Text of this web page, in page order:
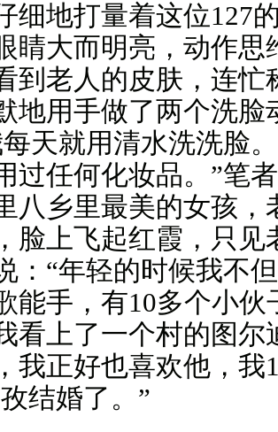
地打量着这位127的
睛大而明亮，动作思
到老人的皮肤，连忙
地用手做了两个洗脸
天就用清水洗洗脸
过任何化妆品。”笔
八乡里最美的女孩，
脸上飞起红霞，只见
：“年轻的时候我不
能手，有10多个小
看上了一个村的图尔
我正好也喜欢他，我
结婚了。”